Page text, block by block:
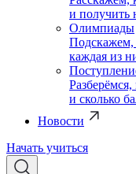
и
Олимпиады
Подскажем,
каждая из
Разберёмся,
и сколько
Новости
Начать учиться